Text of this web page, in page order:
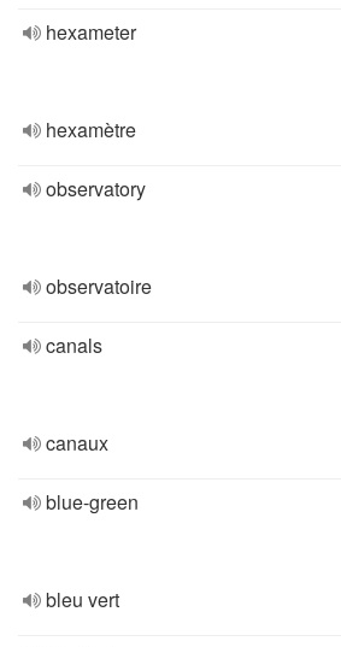
hexameter
hexamètre
observatory
observatoire
canals
canaux
blue-green
bleu vert